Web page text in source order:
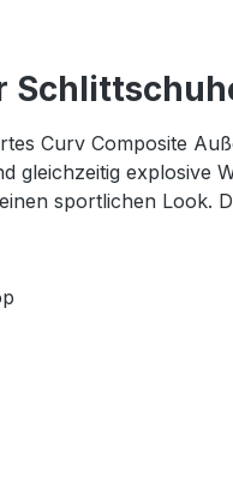
Curv Composite
gleichzeitig
sportlichen